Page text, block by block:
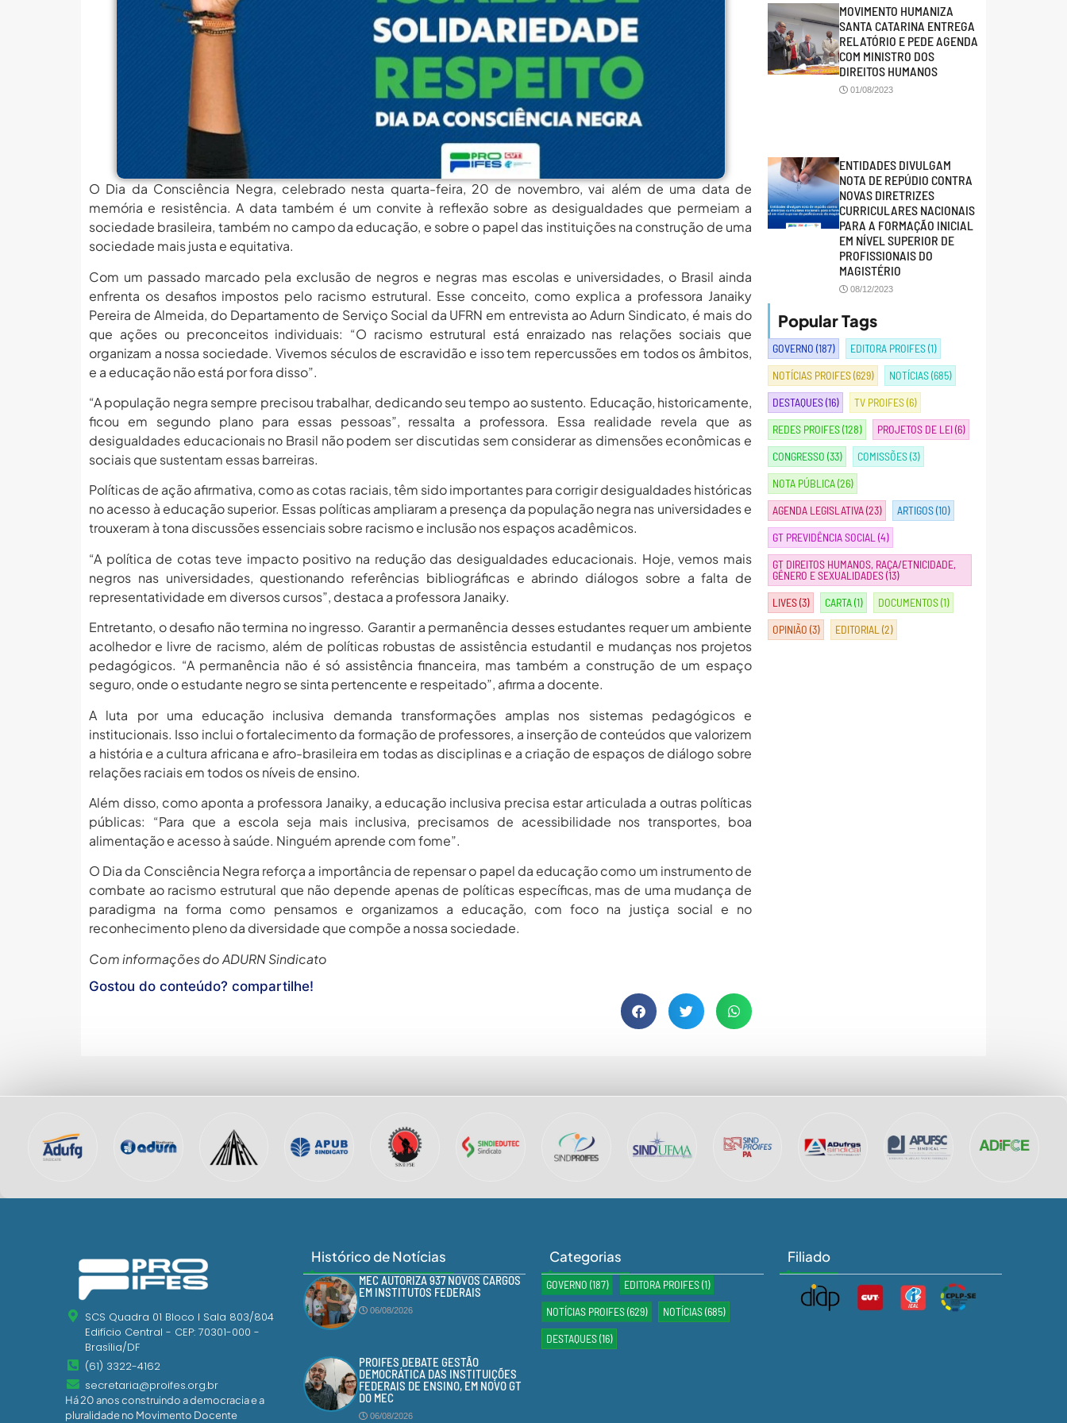
MEC Autoriza 937 Novos Cargos Em Institutos Federais... agosto 6, 2026
Balanço Da 78ª SBPC: Na Primeira Participação, PROIFES... agosto 6, 2026
6 De Agosto: Dia Nacional Dos Profissionais De... agosto 6, 2026
PROIFES Celebra Os 58 Anos Da APUB... agosto 6, 2026
MEC Autoriza 937 Novos Cargos Em Institutos Federais... agosto 6, 2026
Balanço Da 78ª SBPC: Na Primeira Participação, PROIFES... agosto 6, 2026
6 De Agosto: Dia Nacional Dos Profissionais De... agosto 6, 2026
PROIFES Celebra Os 58 Anos Da APUB... agosto 6, 2026
MEC Autoriza 937 Novos Cargos Em Institutos Federais... agosto 6, 2026
O Dia da Consciência Negra, celebrado nesta quarta-feira, 20 de novembro, vai além de uma data de
memória e resistência. A data também é um convite à reflexão sobre as desigualdades que permeiam a
sociedade brasileira, também no campo da educação, e sobre o papel das instituições na construção de uma
sociedade mais justa e equitativa.
Com um passado marcado pela exclusão de negros e negras mas escolas e universidades, o Brasil ainda
enfrenta os desafios impostos pelo racismo estrutural. Esse conceito, como explica a professora Janaiky
Pereira de Almeida, do Departamento de Serviço Social da UFRN em entrevista ao Adurn Sindicato, é mais do
que ações ou preconceitos individuais: “O racismo estrutural está enraizado nas relações sociais que
organizam a nossa sociedade. Vivemos séculos de escravidão e isso tem repercussões em todos os âmbitos,
e a educação não está por fora disso”.
“A população negra sempre precisou trabalhar, dedicando seu tempo ao sustento. Educação, historicamente,
ficou em segundo plano para essas pessoas”, ressalta a professora. Essa realidade revela que as
desigualdades educacionais no Brasil não podem ser discutidas sem considerar as dimensões econômicas e
sociais que sustentam essas barreiras.
Políticas de ação afirmativa, como as cotas raciais, têm sido importantes para corrigir desigualdades históricas
no acesso à educação superior. Essas políticas ampliaram a presença da população negra nas universidades e
trouxeram à tona discussões essenciais sobre racismo e inclusão nos espaços acadêmicos.
“A política de cotas teve impacto positivo na redução das desigualdades educacionais. Hoje, vemos mais
negros nas universidades, questionando referências bibliográficas e abrindo diálogos sobre a falta de
representatividade em diversos cursos”, destaca a professora Janaiky.
Entretanto, o desafio não termina no ingresso. Garantir a permanência desses estudantes requer um ambiente
acolhedor e livre de racismo, além de políticas robustas de assistência estudantil e mudanças nos projetos
pedagógicos. “A permanência não é só assistência financeira, mas também a construção de um espaço
seguro, onde o estudante negro se sinta pertencente e respeitado”, afirma a docente.
A luta por uma educação inclusiva demanda transformações amplas nos sistemas pedagógicos e
institucionais. Isso inclui o fortalecimento da formação de professores, a inserção de conteúdos que valorizem
a história e a cultura africana e afro-brasileira em todas as disciplinas e a criação de espaços de diálogo sobre
relações raciais em todos os níveis de ensino.
Além disso, como aponta a professora Janaiky, a educação inclusiva precisa estar articulada a outras políticas
públicas: “Para que a escola seja mais inclusiva, precisamos de acessibilidade nos transportes, boa
alimentação e acesso à saúde. Ninguém aprende com fome”.
O Dia da Consciência Negra reforça a importância de repensar o papel da educação como um instrumento de
combate ao racismo estrutural que não depende apenas de políticas específicas, mas de uma mudança de
paradigma na forma como pensamos e organizamos a educação, com foco na justiça social e no
reconhecimento pleno da diversidade que compõe a nossa sociedade.
Com informações do ADURN Sindicato
Gostou do conteúdo? compartilhe!
MOVIMENTO HUMANIZA
SANTA CATARINA ENTREGA
RELATÓRIO E PEDE AGENDA
COM MINISTRO DOS
DIREITOS HUMANOS
01/08/2023
ENTIDADES DIVULGAM
NOTA DE REPÚDIO CONTRA
NOVAS DIRETRIZES
CURRICULARES NACIONAIS
PARA A FORMAÇÃO INICIAL
EM NÍVEL SUPERIOR DE
PROFISSIONAIS DO
MAGISTÉRIO
08/12/2023
Popular Tags
GOVERNO (187) EDITORA PROIFES(1)
NOTÍCIAS PROIFES(629) NOTÍCIAS(685)
DESTAQUES(16) TV PROIFES(6)
REDES PROIFES(128) PROJETOS DE LEI(6)
CONGRESSO (33) COMISSÕES(3)
NOTA PÚBLICA(26)
AGENDA LEGISLATIVA(23) ARTIGOS(10)
GT PREVIDÊNCIA SOCIAL (4)
GT DIREITOS HUMANOS, RAÇA/ETNICIDADE,
GÊNERO E SEXUALIDADES(13)
LIVES(3) CARTA(1) DOCUMENTOS(1)
OPINIÃO (3) EDITORIAL (2)
SCS Quadra 01 Bloco I Sala 803/804
Edifício Central - CEP: 70301-000 -
Brasília/DF
(61) 3322-4162
secretaria@proifes.org.br
Há 20 anos construindo a democracia e a
pluralidade no Movimento Docente
Histórico de Notícias
MEC AUTORIZA 937 NOVOS CARGOS
EM INSTITUTOS FEDERAIS
06/08/2026
PROIFES DEBATE GESTÃO
DEMOCRÁTICA DAS INSTITUIÇÕES
FEDERAIS DE ENSINO, EM NOVO GT
DO MEC
06/08/2026
Categorias
GOVERNO (187) EDITORA PROIFES(1)
NOTÍCIAS PROIFES(629) NOTÍCIAS(685)
DESTAQUES(16)
Filiado